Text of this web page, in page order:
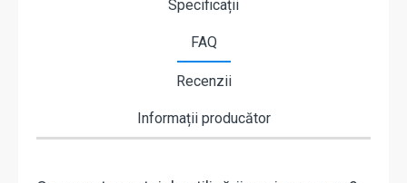
Specificații
FAQ
Recenzii
Informații producător